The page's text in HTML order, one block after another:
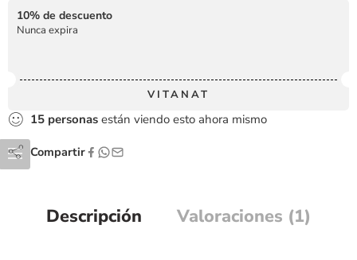
10% de descuento
Nunca expira
VITANAT
15 personas están viendo esto ahora mismo
Compartir
Descripción Valoraciones (1)